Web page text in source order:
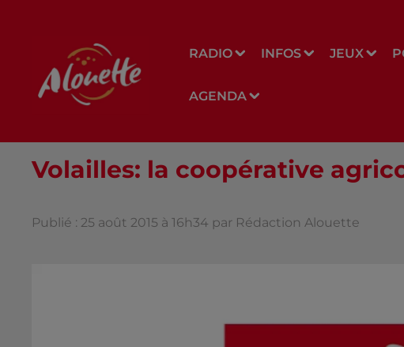
RADIO INFOS JEUX
AGENDA
Volailles: la coopérative
Publié : 25 août 2015 à 16h34 par Rédaction Alouette